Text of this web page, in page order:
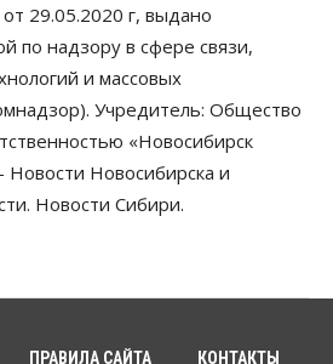
выдали исполнительные
рублей
Общество
интеллект предлагают
новых лекарств в
29.05.2020 г, выдано
по надзору в сфере связи,
и массовых
Учредитель: Общество
«Новосибирск
Новосибирска и
Новости Сибири.
ПРАВИЛА САЙТА КОНТАКТЫ